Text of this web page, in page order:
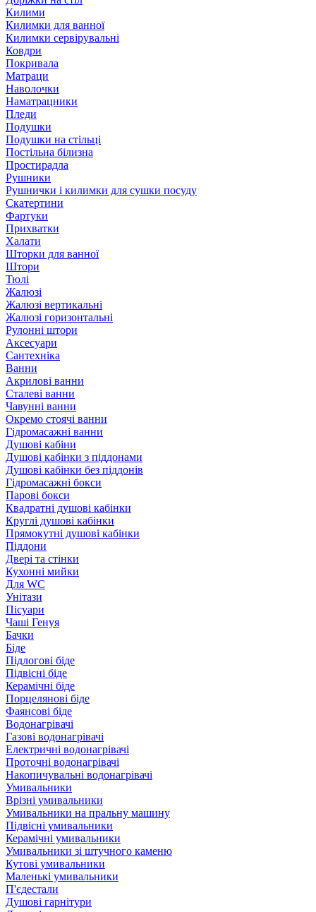
Килими
Килимки для ванної
Килимки сервірувальні
Ковдри
Покривала
Матраци
Наволочки
Наматрацники
Пледи
Подушки
Подушки на стільці
Постільна білизна
Простирадла
Рушники
Рушнички і килимки для сушки посуду
Скатертини
Фартуки
Прихватки
Халати
Шторки для ванної
Штори
Тюлі
Жалюзі
Жалюзі вертикальні
Жалюзі горизонтальні
Рулонні штори
Аксесуари
Сантехніка
Ванни
Акрилові ванни
Сталеві ванни
Чавунні ванни
Окремо стоячі ванни
Гідромасажні ванни
Душові кабіни
Душові кабінки з піддонами
Душові кабінки без піддонів
Гідромасажні бокси
Парові бокси
Квадратні душові кабінки
Круглі душові кабінки
Прямокутні душові кабінки
Піддони
Двері та стінки
Кухонні мийки
Для WC
Унітази
Пісуари
Чаші Генуя
Бачки
Біде
Підлогові біде
Підвісні біде
Керамічні біде
Порцелянові біде
Фаянсові біде
Водонагрівачі
Газові водонагрівачі
Електричні водонагрівачі
Проточні водонагрівачі
Накопичувальні водонагрівачі
Умивальники
Врізні умивальники
Умивальники на пральну машину
Підвісні умивальники
Керамічні умивальники
Умивальники зі штучного каменю
Кутові умивальники
Маленькі умивальники
П'єдестали
Душові гарнітури